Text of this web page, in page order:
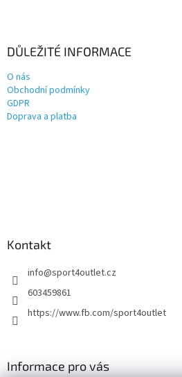
DŮLEŽITÉ INFORMACE
O nás
Obchodní podmínky
GDPR
Doprava a platba
Kontakt
info@sport4outlet.cz
603459861
https://www.fb.com/sport4outlet
Informace pro vás